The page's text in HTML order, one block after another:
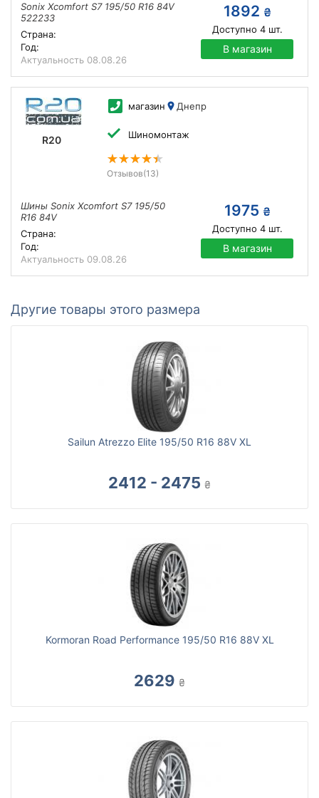
Sonix Xcomfort S7 195/50 R16 84V
522233
Страна:
Год:
Актуальность 08.08.26
1892 ₴
Доступно 4шт.
В магазин
R20
магазин Днепр
Шиномонтаж
Отзывов(13)
Шины Sonix Xcomfort S7 195/50
R16 84V
Страна:
Год:
Актуальность 09.08.26
1975 ₴
Доступно 4шт.
В магазин
Другие товары этого размера
Sailun Atrezzo Elite 195/50 R16 88V XL
2412 - 2475 ₴
Kormoran Road Performance 195/50 R16 88V XL
2629 ₴